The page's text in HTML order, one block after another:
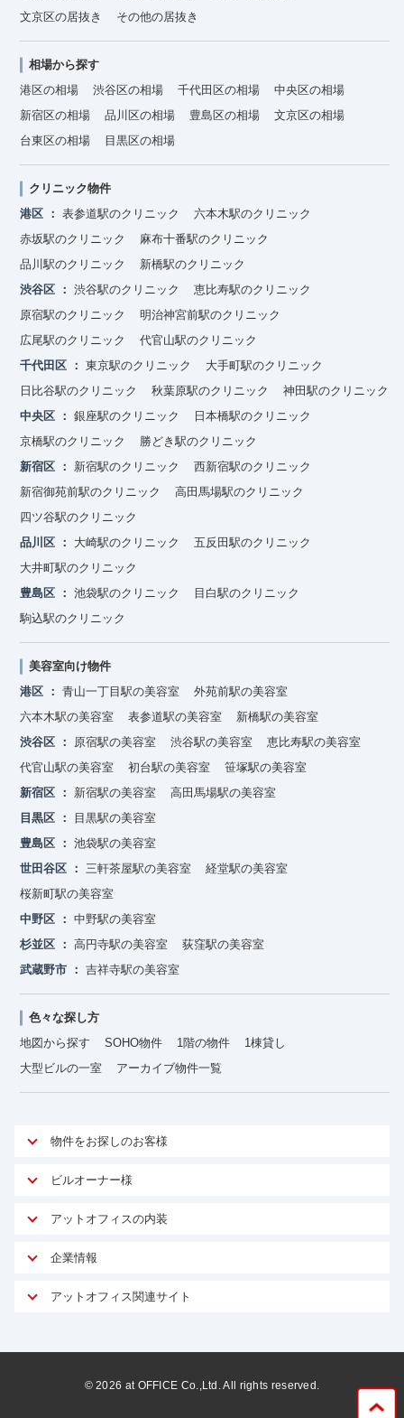
文京区の居抜き
その他の居抜き
相場から探す
港区の相場
渋谷区の相場 千代田区の相場
中央区の相場
新宿区の相場
品川区の相場 豊島区の相場
文京区の相場
台東区の相場
目黒区の相場
クリニック物件
港区
表参道駅のクリニック
六本木駅のクリニック
赤坂駅のクリニック
麻布十番駅のクリニック
品川駅のクリニック
新橋駅のクリニック
渋谷区
渋谷駅のクリニック
恵比寿駅のクリニック
原宿駅のクリニック
明治神宮前駅のクリニック
広尾駅のクリニック
代官山駅のクリニック
千代田区
東京駅のクリニック
大手町駅のクリニック
日比谷駅のクリニック
秋葉原駅のクリニック
神田駅のクリニック
中央区
銀座駅のクリニック
日本橋駅のクリニック
京橋駅のクリニック
勝どき駅のクリニック
新宿区
新宿駅のクリニック
西新宿駅のクリニック
新宿御苑前駅のクリニック
高田馬場駅のクリニック
四ツ谷駅のクリニック
品川区
大崎駅のクリニック
五反田駅のクリニック
大井町駅のクリニック
豊島区
池袋駅のクリニック
目白駅のクリニック
駒込駅のクリニック
美容室向け物件
港区
青山一丁目駅の美容室
外苑前駅の美容室
六本木駅の美容室
表参道駅の美容室
新橋駅の美容室
渋谷区
原宿駅の美容室 渋谷駅の美容室
恵比寿駅の美容室
代官山駅の美容室
初台駅の美容室
笹塚駅の美容室
新宿区
新宿駅の美容室
高田馬場駅の美容室
目黒区
目黒駅の美容室
豊島区
池袋駅の美容室
世田谷区
三軒茶屋駅の美容室
経堂駅の美容室
桜新町駅の美容室
中野区
中野駅の美容室
杉並区
高円寺駅の美容室
荻窪駅の美容室
武蔵野市
吉祥寺駅の美容室
色々な探し方
地図から探す
SOHO物件 1階の物件
1棟貸し
大型ビルの一室
アーカイブ物件一覧
物件をお探しのお客様
アットオフィスが選ばれる理由
ご契約者様インタビュー
オフィスお役立ちコラム
ビルオーナー様
オーナー様向けサービス
マイソク作成
物件情報から成約賃料を予測
リノベーション
サブリース
アットオフィスの内装
サービス内容
内装に関するよくある質問
企業情報
アットオフィス関連サイト
アットレジデンス
ビルアド
©2026 at OFFICE Co.,Ltd. All rights reserved.